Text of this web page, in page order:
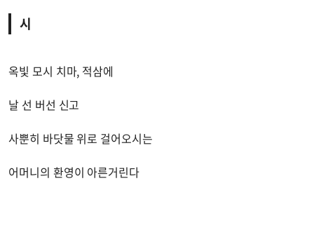
시
옥빛 모시 치마, 적삼에
날 선 버선 신고
사뿐히 바닷물 위로 걸어오시는
어머니의 환영이 아른거린다